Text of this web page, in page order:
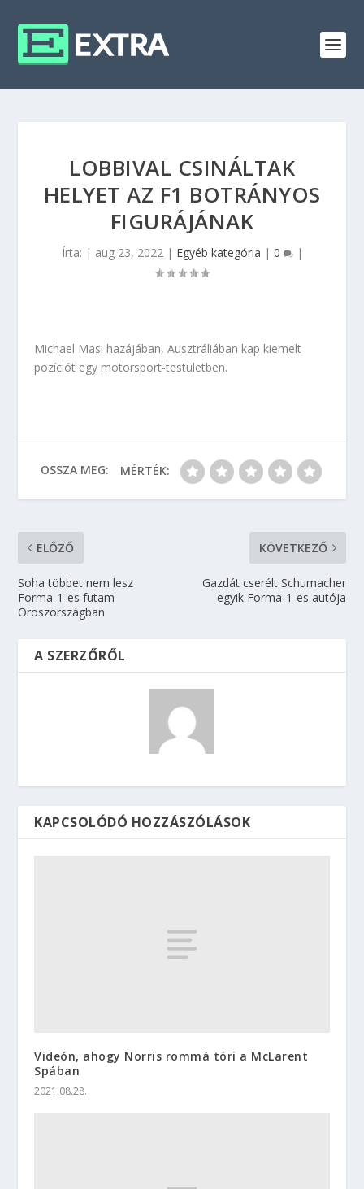
LOBBIVAL CSINÁLTAK
HELYET AZ F1 BOTRÁNYOS
FIGURÁJÁNAK
Írta: | aug 23, 2022| Egyéb kategória | 0 |
Michael Masi hazájában, Ausztráliában kap kiemelt
pozíciót egy motorsport-testületben.
OSSZA MEG: MÉRTÉK:
ELŐZŐ
Soha többet nem lesz
Forma-1-es futam
Oroszországban
KÖVETKEZŐ
Gazdát cserélt Schumacher
egyik Forma-1-es autója
A SZERZŐRŐL
KAPCSOLÓDÓ HOZZÁSZÓLÁSOK
Videón, ahogy Norris rommá töri a McLarent
Spában
2021.08.28.